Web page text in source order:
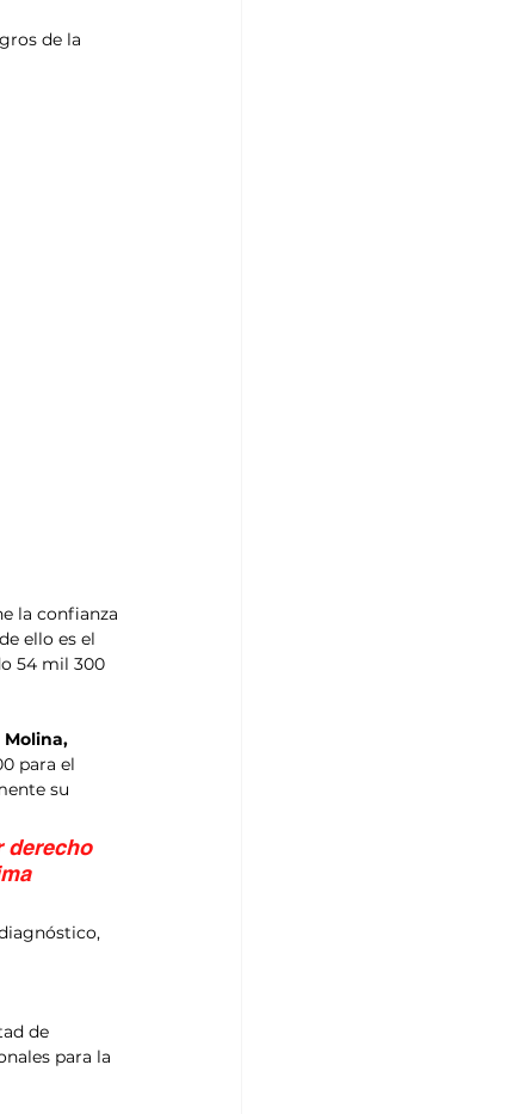
de la
la confianza
ello es el
54 mil 300
Molina,
para el
su
derecho
de
para la